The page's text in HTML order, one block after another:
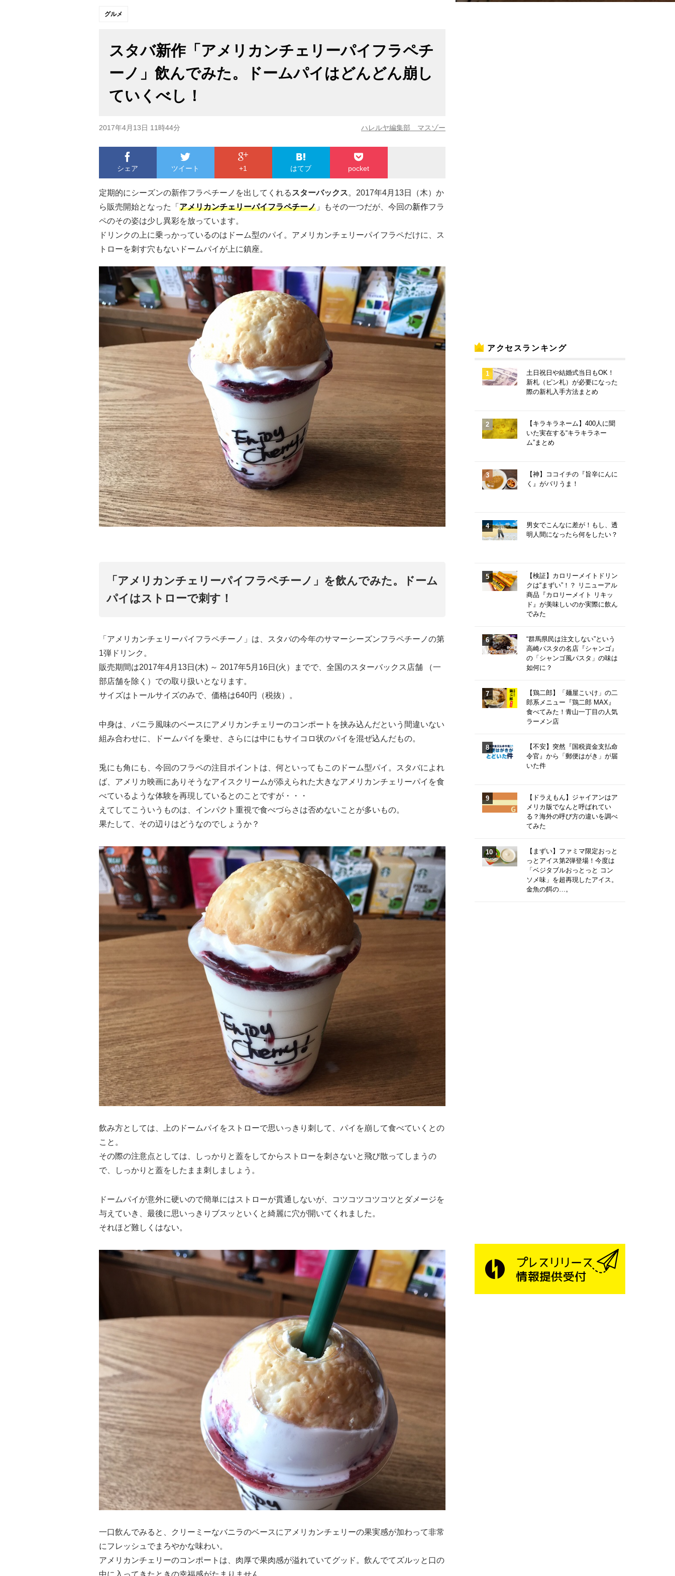
グルメ
スタバ新作「アメリカンチェリーパイフラペチ
ーノ」飲んでみた。ドームパイはどんどん崩し
ていくべし！
2017年4月13日 11時44分 ハレルヤ編集部 マスゾー
シェア ツイート +1 はてブ pocket
定期的にシーズンの新作フラペチーノを出してくれる スターバックス。2017年4月13日（木）か
ら販売開始となった「 アメリカンチェリーパイフラペチーノ 」もその一つだが、今回の新作フラ
ペのその姿は少し異彩を放っています。
ドリンクの上に乗っかっているのはドーム型のパイ。アメリカンチェリーパイフラペだけに、ス
トローを刺す穴もないドームパイが上に鎮座。
「アメリカンチェリーパイフラペチーノ」を飲んでみた。ドーム
パイはストローで刺す！
「アメリカンチェリーパイフラペチーノ」は、スタバの今年のサマーシーズンフラペチーノの第
1弾ドリンク。
販売期間は2017年4月13日(木) ～ 2017年5月16日(火）までで、全国のスターバックス店舗 （一
部店舗を除く）での取り扱いとなります。
サイズはトールサイズのみで、価格は640円（税抜）。
中身は、バニラ風味のベースにアメリカンチェリーのコンポートを挟み込んだという間違いない
組み合わせに、ドームパイを乗せ、さらには中にもサイコロ状のパイを混ぜ込んだもの。
兎にも角にも、今回のフラペの注目ポイントは、何といってもこのドーム型パイ。スタバによれ
ば、アメリカ映画にありそうなアイスクリームが添えられた大きなアメリカンチェリーパイを食
べているような体験を再現しているとのことですが・・・
えてしてこういうものは、インパクト重視で食べづらさは否めないことが多いもの。
果たして、その辺りはどうなのでしょうか？
飲み方としては、上のドームパイをストローで思いっきり刺して、パイを崩して食べていくとの
こと。
その際の注意点としては、しっかりと蓋をしてからストローを刺さないと飛び散ってしまうの
で、しっかりと蓋をしたまま刺しましょう。
ドームパイが意外に硬いので簡単にはストローが貫通しないが、コツコツコツコツとダメージを
与えていき、最後に思いっきりブスッといくと綺麗に穴が開いてくれました。
それほど難しくはない。
一口飲んでみると、クリーミーなバニラのベースにアメリカンチェリーの果実感が加わって非常
にフレッシュでまろやかな味わい。
アメリカンチェリーのコンポートは、肉厚で果肉感が溢れていてグッド。飲んでてズルッと口の
中に入ってきたときの幸福感がたまりません。
アクセスランキング
土日祝日や結婚式当日もOK！
新札（ピン札）が必要になった
際の新札入手方法まとめ
【キラキラネーム】400人に聞
いた実在する“キラキラネー
ム”まとめ
【神】ココイチの『旨辛にんに
く』がバリうま！
男女でこんなに差が！もし、透
明人間になったら何をしたい？
【検証】カロリーメイトドリン
クは“まずい”！？ リニューアル
商品『カロリーメイト リキッ
ド』が美味しいのか実際に飲ん
でみた
“群馬県民は注文しない”という
高崎パスタの名店『シャンゴ』
の「シャンゴ風パスタ」の味は
如何に？
【鶏二郎】「麺屋こいけ」の二
郎系メニュー『鶏二郎 MAX』
食べてみた！青山一丁目の人気
ラーメン店
【不安】突然『国税資金支払命
令官』から「郵便はがき」が届
いた件
【ドラえもん】ジャイアンはア
メリカ版でなんと呼ばれてい
る？海外の呼び方の違いを調べ
てみた
【まずい】ファミマ限定おっと
っとアイス第2弾登場！今度は
「ベジタブルおっとっと コン
ソメ味」を超再現したアイス。
金魚の餌の…。